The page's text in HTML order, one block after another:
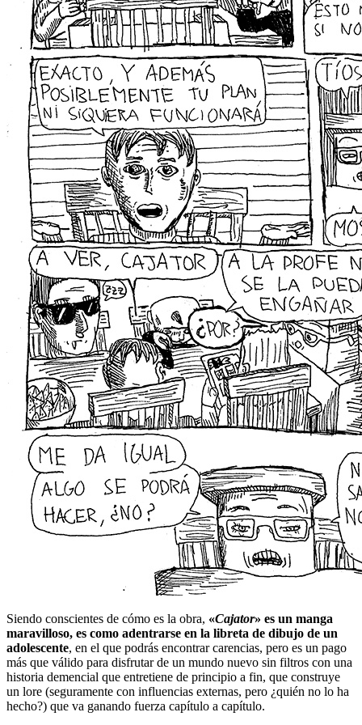
Siendo conscientes de cómo es la obra, «Cajator» es un manga
maravilloso, es como adentrarse en la libreta de dibujo de un
adolescente, en el que podrás encontrar carencias, pero es un pago
más que válido para disfrutar de un mundo nuevo sin filtros con una
historia demencial que entretiene de principio a fin, que construye
un lore (seguramente con influencias externas, pero ¿quién no lo ha
hecho?) que va ganando fuerza capítulo a capítulo.